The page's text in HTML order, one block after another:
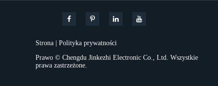
Strona
Polityka prywatności
Prawo © Chengdu Jinkezhi Electronic Co., Ltd. Wszystkie
prawa zastrzeżone.